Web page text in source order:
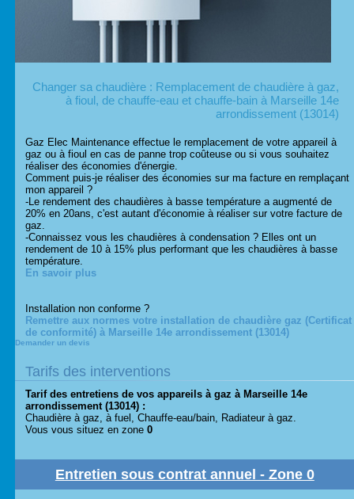
Changer sa chaudière : Remplacement de chaudière à gaz,
à fioul, de chauffe-eau et chauffe-bain à Marseille 14e
arrondissement (13014)
Gaz Elec Maintenance effectue le remplacement de votre appareil à
gaz ou à fioul en cas de panne trop coûteuse ou si vous souhaitez
réaliser des économies d'énergie.
Comment puis-je réaliser des économies sur ma facture en remplaçant
mon appareil ?
-Le rendement des chaudières à basse température a augmenté de
20% en 20ans, c'est autant d'économie à réaliser sur votre facture de
gaz.
-Connaissez vous les chaudières à condensation ? Elles ont un
rendement de 10 à 15% plus performant que les chaudières à basse
température.
En savoir plus
Installation non conforme ?
Remettre aux normes votre installation de chaudière gaz (Certificat
de conformité) à Marseille 14e arrondissement (13014)
Demander un devis
Tarifs des interventions
Tarif des entretiens de vos appareils à gaz à Marseille 14e
arrondissement (13014) :
Chaudière à gaz, à fuel, Chauffe-eau/bain, Radiateur à gaz.
Vous vous situez en zone 0
Entretien sous contrat annuel - Zone 0